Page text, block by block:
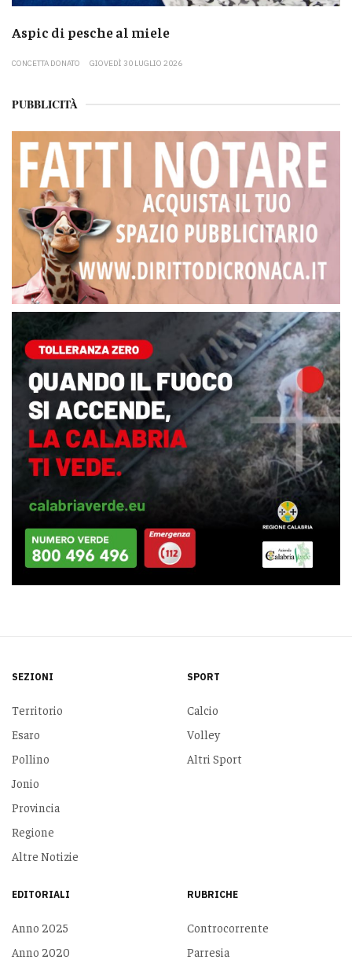
Aspic di pesche al miele
CONCETTA DONATO GIOVEDÌ 30 LUGLIO 2026
PUBBLICITÀ
SEZIONI
Territorio
Esaro
Pollino
Jonio
Provincia
Regione
Altre Notizie
SPORT
Calcio
Volley
Altri Sport
EDITORIALI
Anno 2025
Anno 2020
RUBRICHE
Controcorrente
Parresia